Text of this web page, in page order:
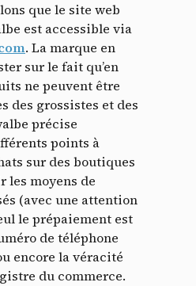
que le site web
est accessible via
. La marque en
sur le fait qu’en
ne peuvent être
des grossistes et des
précise
points à
sur des boutiques
les moyens de
(avec une attention
le prépaiement est
de téléphone
encore la véracité
du commerce.